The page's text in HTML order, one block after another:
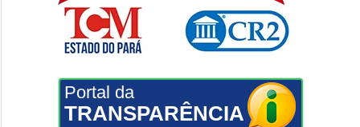
Portal da
TRANSPARÊNCIA